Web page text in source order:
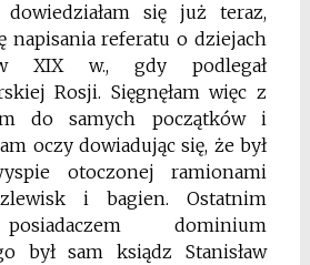
się już teraz,
napisania referatu o dziejach
XIX w., gdy podlegał
Rosji. Sięgnęłam więc z
do sa­mych początków i
oczy dowiadując się, że był
otoczonej ramionami
i bagien. Ostatnim
dominium
był sam ksiądz Stanisław